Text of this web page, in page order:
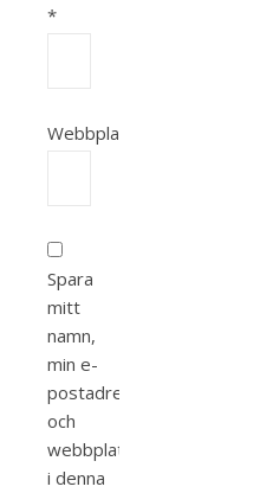
*
Webbplats
Spara
mitt
namn,
min e-
postadress
och
webbplats
i denna